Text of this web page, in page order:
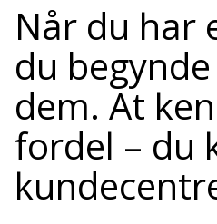
Når du har
du
dem. At
fordel – du